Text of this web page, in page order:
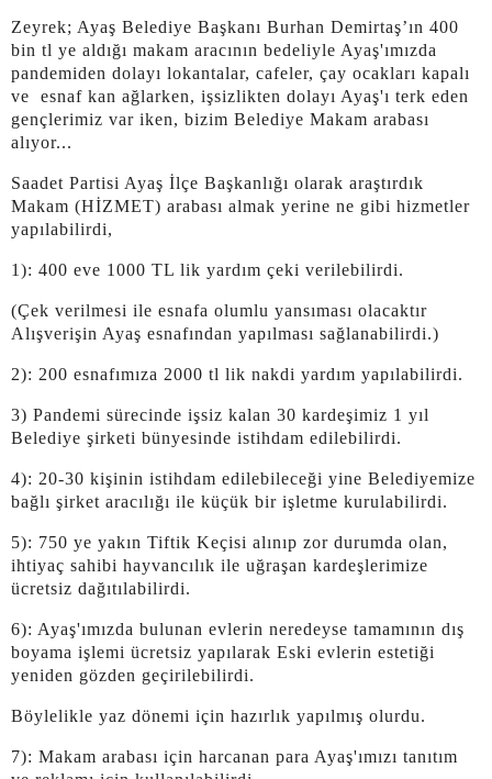
Zeyrek; Ayaş Belediye Başkanı Burhan Demirtaş’ın 400
bin tl ye aldığı makam aracının bedeliyle Ayaş'ımızda
pandemiden dolayı lokantalar, cafeler, çay ocakları kapalı
ve esnaf kan ağlarken, işsizlikten dolayı Ayaş'ı terk eden
gençlerimiz var iken, bizim Belediye Makam arabası
alıyor...
Saadet Partisi Ayaş İlçe Başkanlığı olarak araştırdık
Makam (HİZMET) arabası almak yerine ne gibi hizmetler
yapılabilirdi,
1): 400 eve 1000 TL lik yardım çeki verilebilirdi.
(Çek verilmesi ile esnafa olumlu yansıması olacaktır
Alışverişin Ayaş esnafından yapılması sağlanabilirdi.)
2): 200 esnafımıza 2000 tl lik nakdi yardım yapılabilirdi.
3) Pandemi sürecinde işsiz kalan 30 kardeşimiz 1 yıl
Belediye şirketi bünyesinde istihdam edilebilirdi.
4): 20-30 kişinin istihdam edilebileceği yine Belediyemize
bağlı şirket aracılığı ile küçük bir işletme kurulabilirdi.
5): 750 ye yakın Tiftik Keçisi alınıp zor durumda olan,
ihtiyaç sahibi hayvancılık ile uğraşan kardeşlerimize
ücretsiz dağıtılabilirdi.
6): Ayaş'ımızda bulunan evlerin neredeyse tamamının dış
boyama işlemi ücretsiz yapılarak Eski evlerin estetiği
yeniden gözden geçirilebilirdi.
Böylelikle yaz dönemi için hazırlık yapılmış olurdu.
7): Makam arabası için harcanan para Ayaş'ımızı tanıtım